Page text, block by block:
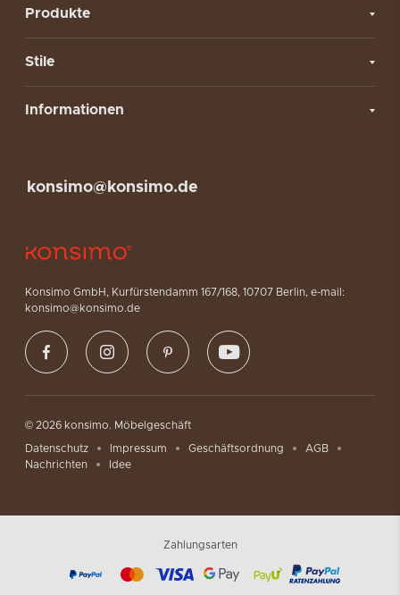
Produkte
Stile
Informationen
Konsimo GmbH, Kurfürstendamm 167/168, 10707 Berlin, e-mail:
konsimo@konsimo.de
konsimo@konsimo.de
© 2026 konsimo. Möbelgeschäft
Datenschutz Impressum Geschäftsordnung
AGB
Nachrichten
Idee
Zahlungsarten